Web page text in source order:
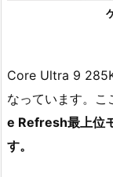
Core Ultra 9
なっています。こ
e Refresh最上位
す。